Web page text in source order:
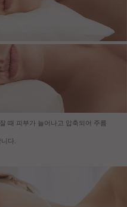
때 피부가 늘어나고 압축되어 주름
다.